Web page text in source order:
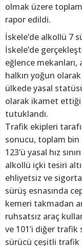
olmak üzere
rapor edildi.
İskele’de alkollü 7
İskele’de
eğlence mekanları,
halkın yoğun
ülkede yasal
olarak ikamet
tutuklandı.
Trafik ekipleri
sonucu, toplam
123’ü yasal hız
alkollü içki tesiri
ehliyetsiz ve sigorta
sürüş esnasında
kemeri takmadan
ruhsatsız araç
ve 101’i diğer
sürücü çeşitli trafik